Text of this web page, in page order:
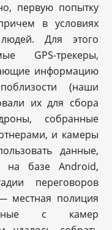
первую попытку
в условиях
людей. Для этого
GPS-трекеры,
информацию
(наши
их для сбора
собранные
и камеры
данные,
на базе Android,
переговоров
местная полиция
с камер